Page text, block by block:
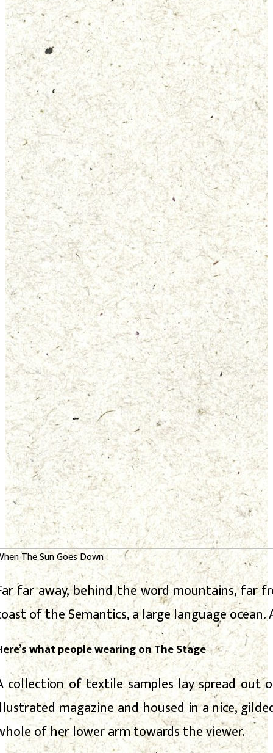
The Sun Goes Down
far away, behind the word mountains, far
of the Semantics, a large language
what people wearing on The Stage
collection of textile samples lay spread
magazine and housed in a nice,
of her lower arm towards the viewer.